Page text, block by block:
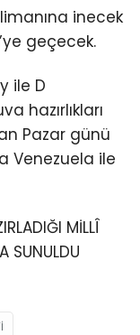
inecek
geçecek.
ile D
hazırlıkları
Pazar günü
Venezuela ile